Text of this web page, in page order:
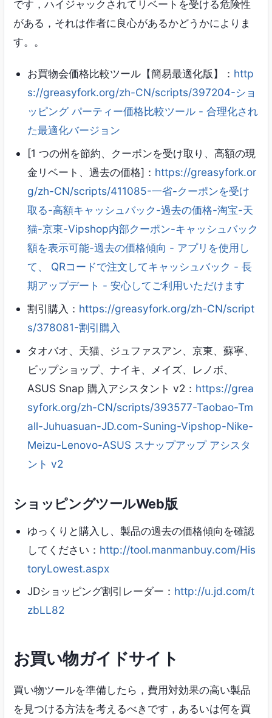
です，ハイジャックされてリベートを受ける危険性
がある，それは作者に良心があるかどうかによりま
す。。
お買物会価格比較ツール【簡易最適化版】： http
s://greasyfork.org/zh-CN/scripts/397204-ショ
ッピング パーティー価格比較ツール - 合理化され
た最適化バージョン
[1 つの州を節約、クーポンを受け取り、高額の現
金リベート、過去の価格]： https://greasyfork.or
g/zh-CN/scripts/411085-一省-クーポンを受け
取る-高額キャッシュバック-過去の価格-淘宝-天
猫-京東-Vipshop内部クーポン-キャッシュバック
額を表示可能-過去の価格傾向 - アプリを使用し
て、 QRコードで注文してキャッシュバック - 長
期アップデート - 安心してご利用いただけます
割引購入： https://greasyfork.org/zh-CN/script
s/378081-割引購入
タオバオ、天猫、ジュファスアン、京東、蘇寧、
ビップショップ、ナイキ、メイズ、レノボ、
ASUS Snap 購入アシスタント v2： https://grea
syfork.org/zh-CN/scripts/393577-Taobao-Tm
all-Juhuasuan-JD.com-Suning-Vipshop-Nike-
Meizu-Lenovo-ASUS スナップアップ アシスタ
ント v2
ショッピングツールWeb版
ゆっくりと購入し、製品の過去の価格傾向を確認
してください： http://tool.manmanbuy.com/His
toryLowest.aspx
JDショッピング割引レーダー： http://u.jd.com/t
zbLL82
お買い物ガイドサイト
買い物ツールを準備したら，費用対効果の高い製品
を見つける方法を考えるべきです，あるいは何を買